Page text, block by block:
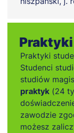
Praktyki
Studenci
studiów
praktyk (24
zawodzie
możesz